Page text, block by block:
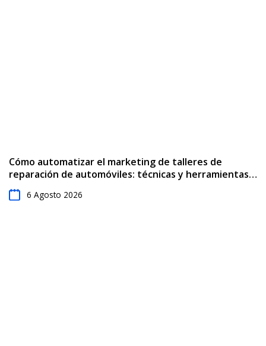
Cómo automatizar el marketing de talleres de
reparación de automóviles: técnicas y herramientas
p...
6 Agosto 2026